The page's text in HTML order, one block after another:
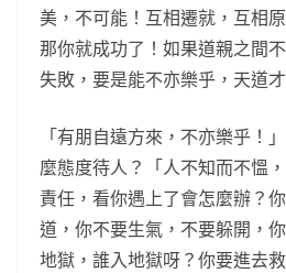
美，不可能！互相遷就，互相
那你就成功了！如果道親之間
失敗，要是能不亦樂乎，天道
「有朋自遠方來，不亦樂乎！
麼態度待人？「人不知而不慍
責任，看你遇上了會怎麼辦？
道，你不要生氣，不要躲開，
地獄，誰入地獄呀？你要進去救